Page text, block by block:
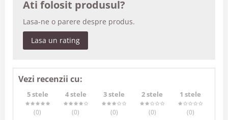
Ati folosit produsul?
Lasa-ne o parere despre produs.
Lasa un rating
Vezi recenzii cu:
5 stele
(0)
4 stele
(0)
3 stele
(0)
2 stele
(0)
1 stele
(0)